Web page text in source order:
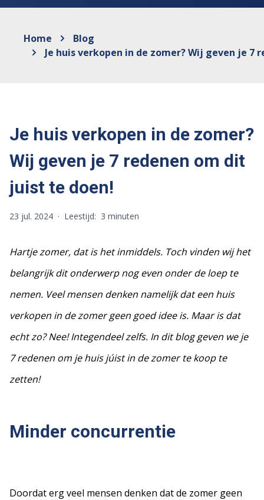
Home
Blog
Je huis verkopen in de zomer? Wij geven je
Je huis verkopen in de zomer?
Wij geven je 7 redenen om dit
juist te doen!
23 jul. 2024 · Leestijd: 3 minuten
Hartje zomer, dat is het inmiddels. Toch vinden wij het
belangrijk dit onderwerp nog even onder de loep te
nemen. Veel mensen denken namelijk dat een huis
verkopen in de zomer geen goed idee is. Maar is dat
echt zo? Nee! Integendeel zelfs. In dit blog geven we je
7 redenen om je huis júist in de zomer te koop te
zetten!
Minder concurrentie
Doordat erg veel mensen denken dat de zomer geen